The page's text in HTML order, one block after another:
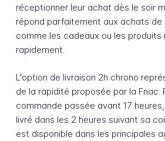
réceptionner leur achat dès le soir
répond parfaitement aux achats de
comme les cadeaux ou les produits
rapidement.
L'option de livraison 2h chrono
de la rapidité proposée par la Fnac.
commande passée avant 17
livré dans les 2 heures suivant sa
est disponible dans les principales